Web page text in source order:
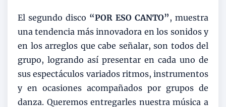
El segundo disco “POR ESO CANTO”, muestra
una tendencia más innovadora en los sonidos y
en los arreglos que cabe señalar, son todos del
grupo, logrando así presentar en cada uno de
sus espectáculos variados ritmos, instrumentos
y en ocasiones acompañados por grupos de
danza. Queremos entregarles nuestra música a